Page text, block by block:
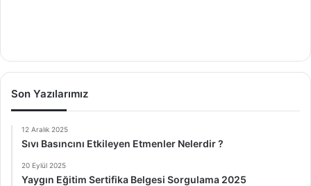
Son Yazılarımız
12 Aralık 2025
Sıvı Basıncını Etkileyen Etmenler Nelerdir ?
20 Eylül 2025
Yaygın Eğitim Sertifika Belgesi Sorgulama 2025